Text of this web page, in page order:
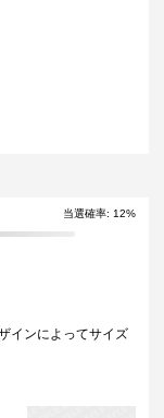
当選確率: 12%
インによってサイズ